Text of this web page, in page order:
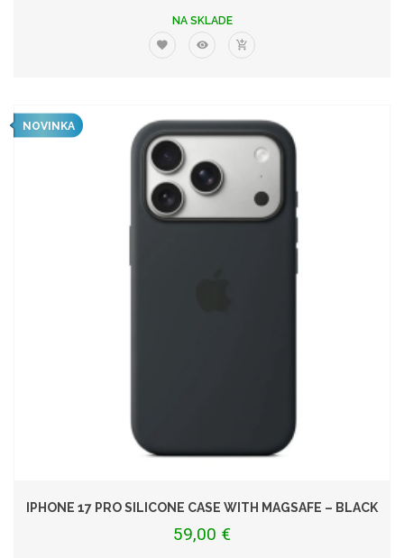
NA SKLADE
NOVINKA
IPHONE 17 PRO SILICONE CASE WITH MAGSAFE – BLACK
59,00 €